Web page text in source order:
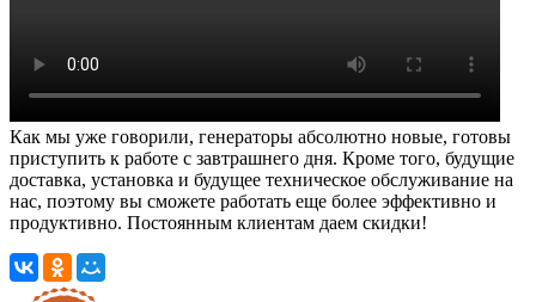
Как мы уже говорили, генераторы абсолютно новые, готовы
приступить к работе с завтрашнего дня. Кроме того, будущие
доставка, установка и будущее техническое обслуживание на
нас, поэтому вы сможете работать еще более эффективно и
продуктивно. Постоянным клиентам даем скидки!